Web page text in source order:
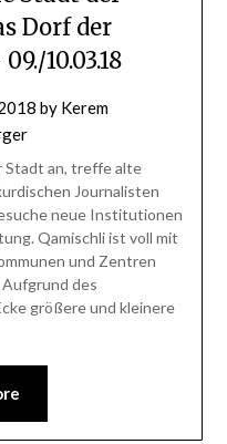
Dorf der
10.03.18
by Kerem
Stadt an, treffe alte
Journalisten
neue Institutionen
Qamischli ist voll mit
und Zentren
des
größere und kleinere